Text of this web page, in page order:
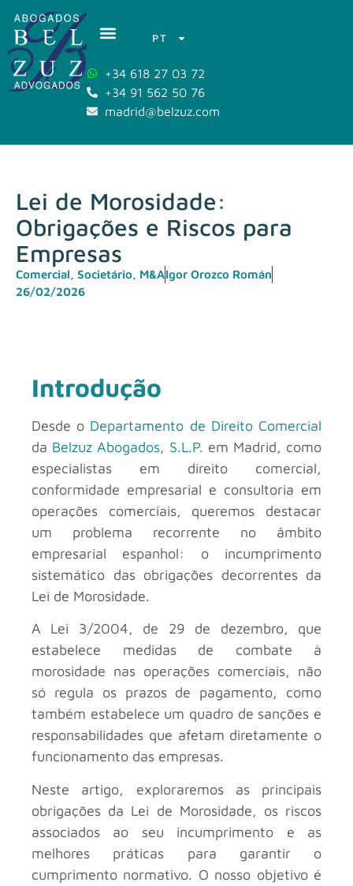
PT
+34 618 27 03 72
+34 91 562 50 76
madrid@belzuz.com
Lei de Morosidade:
Obrigações e Riscos para
Empresas
Comercial, Societário, M&AIgor Orozco Román
26/02/2026
Introdução
Desde o Departamento de Direito Comercial
da Belzuz Abogados, S.L.P. em Madrid, como
especialistas em direito comercial,
conformidade empresarial e consultoria em
operações comerciais, queremos destacar
um problema recorrente no âmbito
empresarial espanhol: o incumprimento
sistemático das obrigações decorrentes da
Lei de Morosidade.
A Lei 3/2004, de 29 de dezembro, que
estabelece medidas de combate à
morosidade nas operações comerciais, não
só regula os prazos de pagamento, como
também estabelece um quadro de sanções e
responsabilidades que afetam diretamente o
funcionamento das empresas.
Neste artigo, exploraremos as principais
obrigações da Lei de Morosidade, os riscos
associados ao seu incumprimento e as
melhores práticas para garantir o
cumprimento normativo. O nosso objetivo é